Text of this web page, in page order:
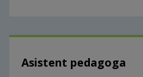
Asistent pedagoga